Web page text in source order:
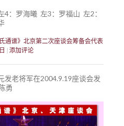
4：罗海曦 左3：罗福山 左2：
通谱》北京第二次座谈会筹备会代表
添加评论
发老将军在2004.9.19座谈会发
勇